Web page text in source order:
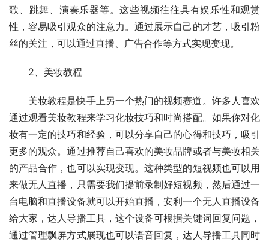
歌、跳舞、演奏乐器等。这些视频往往具有娱乐性和观赏
性，容易吸引观众的注意力。通过展示自己的才艺，吸引粉
丝的关注，可以通过直播、广告合作等方式实现变现。
2、美妆教程
美妆教程是快手上另一个热门的视频赛道。许多人喜欢
通过观看美妆教程来学习化妆技巧和时尚搭配。如果你对化
妆有一定的技巧和经验，可以分享自己的心得和技巧，吸引
更多的观众。通过推荐自己喜欢的美妆品牌或者与美妆相关
的产品合作，也可以实现变现。这种类型的短视频也可以用
来做无人直播，只需要我们提前录制好短视频，然后通过一
台电脑和直播设备就可以开始直播，安利一个无人直播设备
给大家，达人导播工具，这个设备可根据关键词回复问题，
通过管理飘屏方式展现也可以语音回复，达人导播工具同时